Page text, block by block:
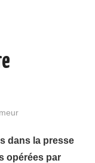
dans la presse
opérées par